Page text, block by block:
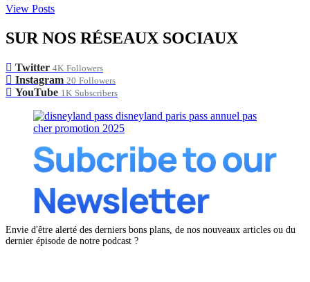
View Posts
SUR NOS RÉSEAUX SOCIAUX
Twitter 4K Followers
Instagram 20 Followers
YouTube 1K Subscribers
Envie d'être alerté des derniers bons plans, de nos nouveaux articles ou du
dernier épisode de notre podcast ?